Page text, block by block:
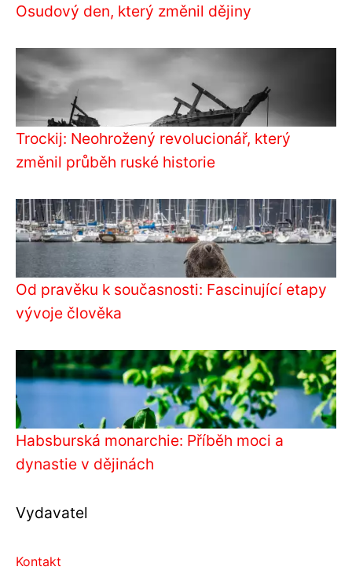
Osudový den, který změnil dějiny
Trockij: Neohrožený revolucionář, který
změnil průběh ruské historie
Od pravěku k současnosti: Fascinující etapy
vývoje člověka
Habsburská monarchie: Příběh moci a
dynastie v dějinách
Vydavatel
Kontakt